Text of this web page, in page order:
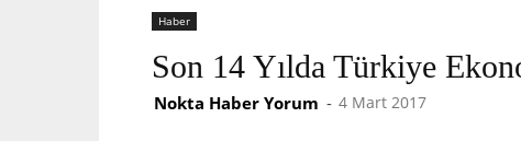
Haber
Son 14 Yılda Türkiye
Nokta Haber Yorum - 4 Mart 2017